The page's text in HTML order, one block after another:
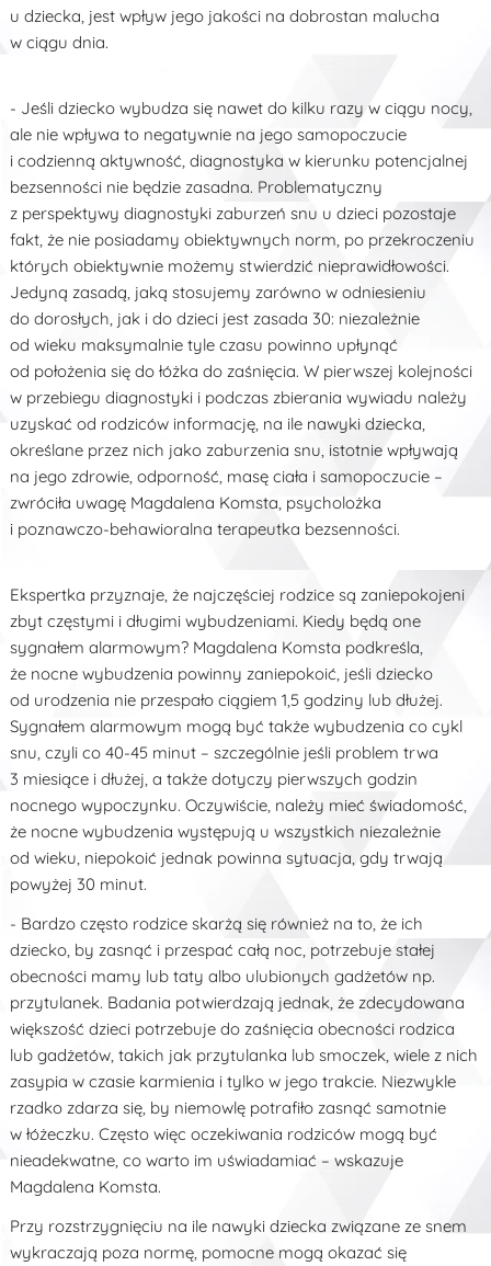
u dziecka, jest wpływ jego jakości na dobrostan malucha
w ciągu dnia.
- Jeśli dziecko wybudza się nawet do kilku razy w ciągu nocy,
ale nie wpływa to negatywnie na jego samopoczucie
i codzienną aktywność, diagnostyka w kierunku potencjalnej
bezsenności nie będzie zasadna. Problematyczny
z perspektywy diagnostyki zaburzeń snu u dzieci pozostaje
fakt, że nie posiadamy obiektywnych norm, po przekroczeniu
których obiektywnie możemy stwierdzić nieprawidłowości.
Jedyną zasadą, jaką stosujemy zarówno w odniesieniu
do dorosłych, jak i do dzieci jest zasada 30: niezależnie
od wieku maksymalnie tyle czasu powinno upłynąć
od położenia się do łóżka do zaśnięcia. W pierwszej kolejności
w przebiegu diagnostyki i podczas zbierania wywiadu należy
uzyskać od rodziców informację, na ile nawyki dziecka,
określane przez nich jako zaburzenia snu, istotnie wpływają
na jego zdrowie, odporność, masę ciała i samopoczucie –
zwróciła uwagę Magdalena Komsta, psycholożka
i poznawczo-behawioralna terapeutka bezsenności.
Ekspertka przyznaje, że najczęściej rodzice są zaniepokojeni
zbyt częstymi i długimi wybudzeniami. Kiedy będą one
sygnałem alarmowym? Magdalena Komsta podkreśla,
że nocne wybudzenia powinny zaniepokoić, jeśli dziecko
od urodzenia nie przespało ciągiem 1,5 godziny lub dłużej.
Sygnałem alarmowym mogą być także wybudzenia co cykl
snu, czyli co 40-45 minut – szczególnie jeśli problem trwa
3 miesiące i dłużej, a także dotyczy pierwszych godzin
nocnego wypoczynku. Oczywiście, należy mieć świadomość,
że nocne wybudzenia występują u wszystkich niezależnie
od wieku, niepokoić jednak powinna sytuacja, gdy trwają
powyżej 30 minut.
- Bardzo często rodzice skarżą się również na to, że ich
dziecko, by zasnąć i przespać całą noc, potrzebuje stałej
obecności mamy lub taty albo ulubionych gadżetów np.
przytulanek. Badania potwierdzają jednak, że zdecydowana
większość dzieci potrzebuje do zaśnięcia obecności rodzica
lub gadżetów, takich jak przytulanka lub smoczek, wiele z nich
zasypia w czasie karmienia i tylko w jego trakcie. Niezwykle
rzadko zdarza się, by niemowlę potrafiło zasnąć samotnie
w łóżeczku. Często więc oczekiwania rodziców mogą być
nieadekwatne, co warto im uświadamiać – wskazuje
Magdalena Komsta.
Przy rozstrzygnięciu na ile nawyki dziecka związane ze snem
wykraczają poza normę, pomocne mogą okazać się